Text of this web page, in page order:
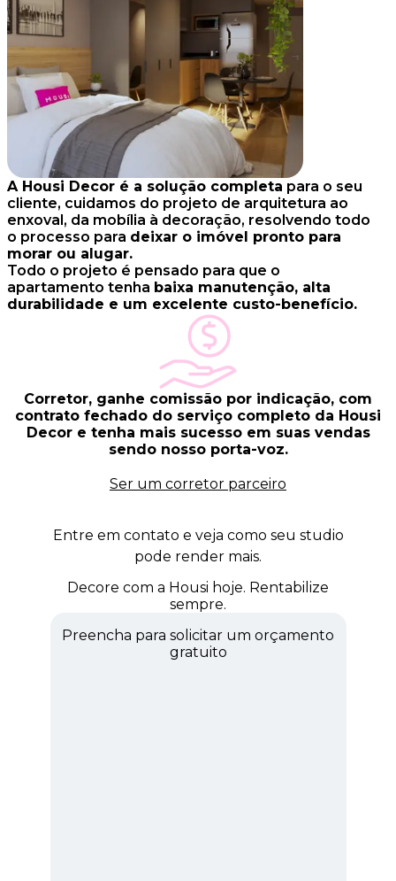
A Housi Decor é a solução completa para o seu
cliente, cuidamos do projeto de arquitetura ao
enxoval, da mobília à decoração, resolvendo todo
o processo para deixar o imóvel pronto para
morar ou alugar.
Todo o projeto é pensado para que o
apartamento tenha baixa manutenção, alta
durabilidade e um excelente custo-benefício.
Corretor, ganhe comissão por indicação, com
contrato fechado do serviço completo da Housi
Decor e tenha mais sucesso em suas vendas
sendo nosso porta-voz.
Ser um corretor parceiro
Entre em contato e veja como seu studio
pode render mais.
Decore com a Housi hoje. Rentabilize
sempre.
Preencha para solicitar um orçamento
gratuito